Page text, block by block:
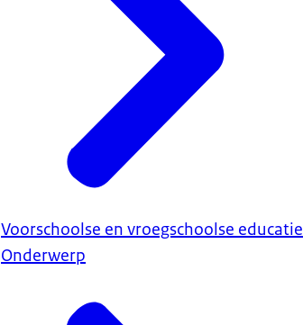
Voorschoolse en vroegschoolse educatie
Onderwerp